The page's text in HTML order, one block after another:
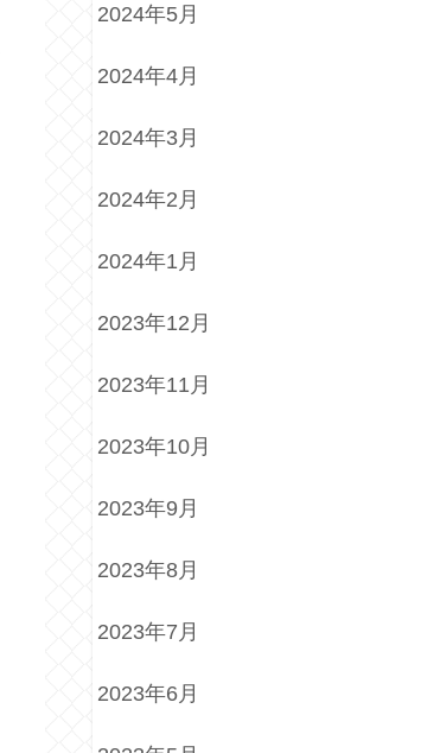
2024年5月
2024年4月
2024年3月
2024年2月
2024年1月
2023年12月
2023年11月
2023年10月
2023年9月
2023年8月
2023年7月
2023年6月